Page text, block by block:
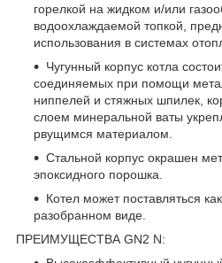
горелкой на жидком и/или
водоохлаждаемой топкой,
использования в системах
Чугунный корпус котла
соединяемых при помощи
ниппелей и стяжных шпилек,
слоем минеральной ваты
рвущимся материалом.
Стальной корпус окрашен
эпоксидного порошка.
Котел может поставляться
разобранном виде.
ПРЕИМУЩЕСТВА GN2 N: